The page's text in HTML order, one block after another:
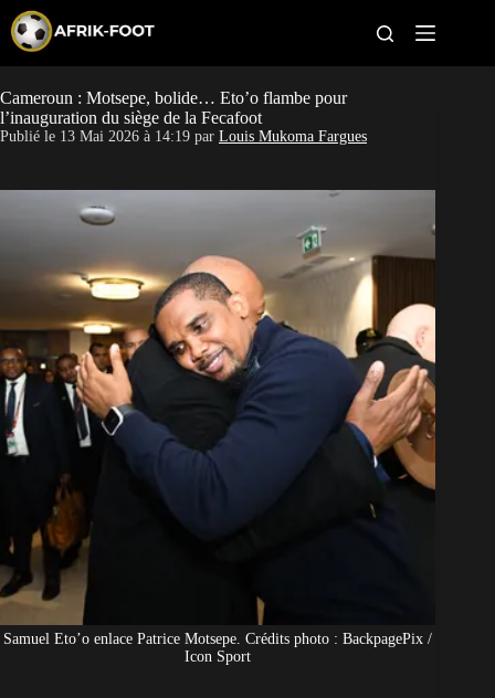
p
o
c
o
t
CAN féminine
Clubs
Classement
Paris sportifs
Cameroun : Motsepe, bolide… Eto’o flambe pour
l’inauguration du siège de la Fecafoot
Publié le 13 Mai 2026 à 14:19 par Louis Mukoma Fargues
Samuel Eto’o enlace Patrice Motsepe. Crédits photo : BackpagePix /
Icon Sport